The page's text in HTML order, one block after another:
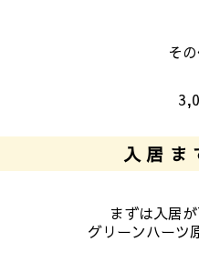
そ
入居ま
まずは入居が
グリーンハーツ